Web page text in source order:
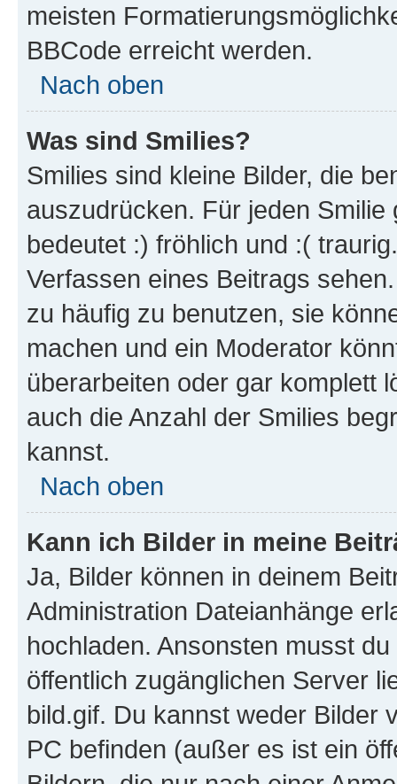
meisten
BBCode erreicht werden.
Nach oben
Was sind Smilies?
Smilies sind kleine Bilder, die
auszudrücken. Für jeden
bedeutet :) fröhlich und :(
Verfassen eines Beitrags
zu häufig zu benutzen, sie
machen und ein Moderator
überarbeiten oder gar komplett
auch die Anzahl der Smilies
kannst.
Nach oben
Kann ich Bilder in meine
Ja, Bilder können in deinem
Administration Dateianhänge
hochladen. Ansonsten musst
öffentlich zugänglichen Server
bild.gif. Du kannst weder Bilder
PC befinden (außer es ist ein